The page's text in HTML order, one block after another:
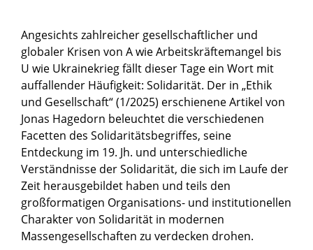
Angesichts zahlreicher gesellschaftlicher und
globaler Krisen von A wie Arbeitskräftemangel bis
U wie Ukrainekrieg fällt dieser Tage ein Wort mit
auffallender Häufigkeit: Solidarität. Der in „Ethik
und Gesellschaft“ (1/2025) erschienene Artikel von
Jonas Hagedorn beleuchtet die verschiedenen
Facetten des Solidaritätsbegriffes, seine
Entdeckung im 19. Jh. und unterschiedliche
Verständnisse der Solidarität, die sich im Laufe der
Zeit herausgebildet haben und teils den
großformatigen Organisations- und institutionellen
Charakter von Solidarität in modernen
Massengesellschaften zu verdecken drohen.